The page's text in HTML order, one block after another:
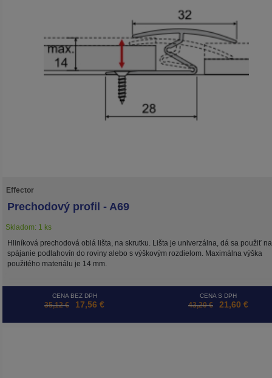
Effector
Prechodový profil - A69
Skladom: 1 ks
Hliníková prechodová oblá lišta, na skrutku. Lišta je univerzálna, dá sa použiť na
spájanie podlahovín do roviny alebo s výškovým rozdielom. Maximálna výška
použitého materiálu je 14 mm.
CENA BEZ DPH
35,12 € 17,56 €
CENA S DPH
43,20 € 21,60 €